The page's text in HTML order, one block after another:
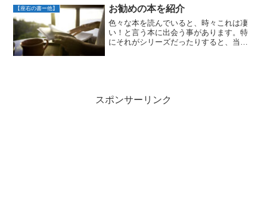
「人間の行動原則の正し手を宗教に求め
たユダヤ人、哲学に求めたギ...
【座右の書ー他】 お勧めの本を紹介
色々な本を読んでいると、時々これは凄
い！と言う本に出会う事があります。特
にそれがシリーズだったりすると、当面
スポンサーリンク